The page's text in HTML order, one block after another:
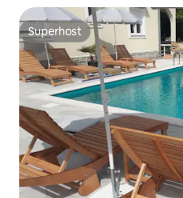
Superhost
Superhost